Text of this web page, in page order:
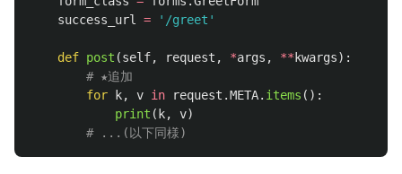
success_url = ' /greet '
def post (self, request , *args , ** kwargs):
for
k, v in request .META. items ():
print ( k, v)